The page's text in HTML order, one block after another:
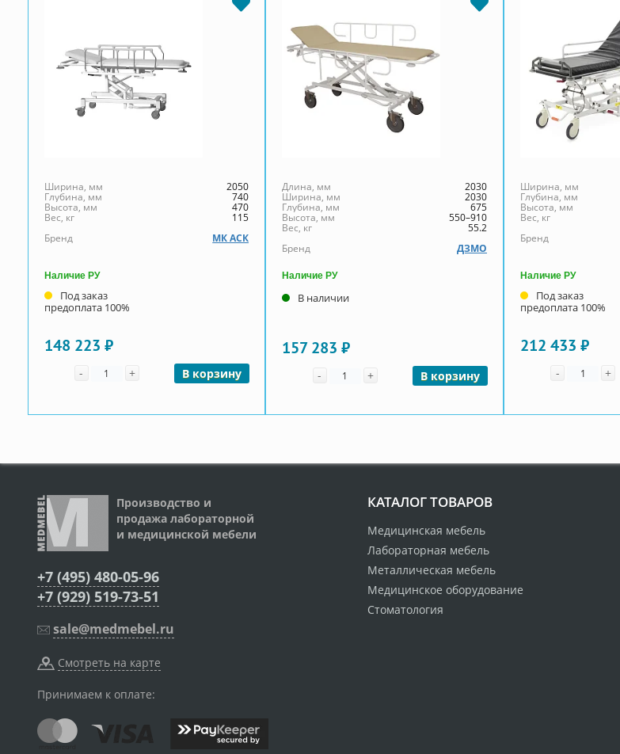
Ширина, мм 2050
Глубина, мм 740
Высота, мм 470
Вес, кг
115
Бренд
МК АСК
Наличие РУ
Под заказ
предоплата 100%
148 223 ₽
- Количество
+ В корзину
Длина, мм 2030
Ширина, мм 2030
Глубина, мм 675
Высота, мм 550–910
Вес, кг
55.2
Бренд
ДЗМО
Наличие РУ
В наличии
157 283 ₽
- Количество
+ В корзину
Ширина, мм
Глубина, мм
Высота, мм
Вес, кг
Бренд
Наличие РУ
Под заказ
предоплата 100%
212 433 ₽
- Количество
+
Производство и
продажа лабораторной
и медицинской мебели
+7 (495) 480-05-96
+7 (929) 519-73-51
sale@medmebel.ru
Смотреть на карте
Принимаем к оплате:
КАТАЛОГ ТОВАРОВ
Медицинская мебель
Лабораторная мебель
Металлическая мебель
Медицинское оборудование
Стоматология